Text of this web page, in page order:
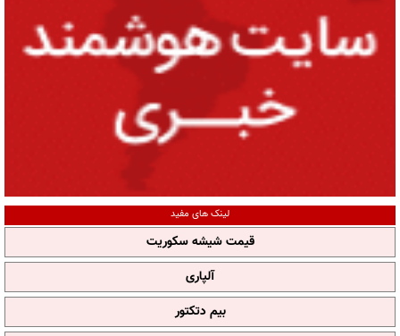
لینک های مفید
قیمت شیشه سکوریت
آلپاری
بیم دتکتور